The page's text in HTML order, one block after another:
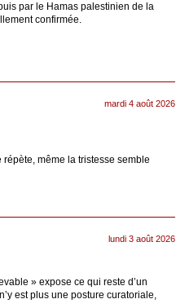
par le Hamas palestinien de la
confirmée.
mardi 4 août 2026
même la tristesse semble
lundi 3 août 2026
» expose ce qui reste d’un
est plus une posture curatoriale,